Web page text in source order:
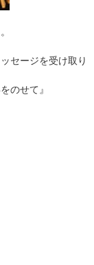
ージを受け取り
のせて』